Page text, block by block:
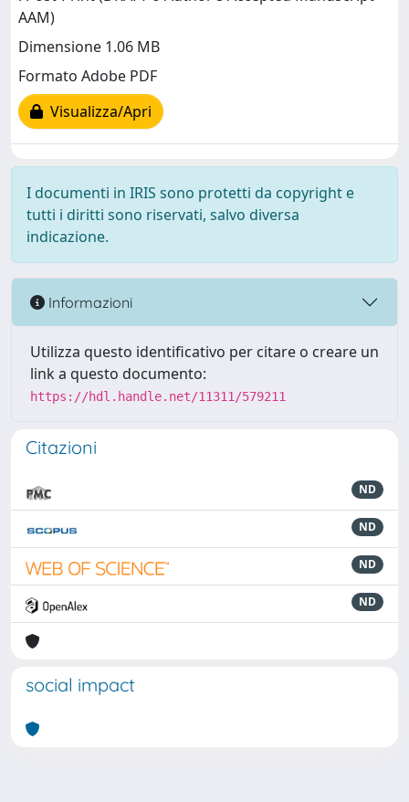
AAM)
Dimensione 1.06 MB
Formato Adobe PDF
Visualizza/Apri
I documenti in IRIS sono protetti da copyright e
tutti i diritti sono riservati, salvo diversa
indicazione.
Informazioni
Utilizza questo identificativo per citare o creare un
link a questo documento:
https://hdl.handle.net/11311/579211
Citazioni
ND
ND
ND
ND
social impact